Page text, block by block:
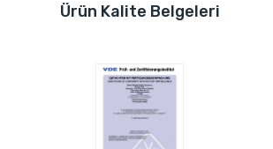
Ürün Kalite Belgeleri